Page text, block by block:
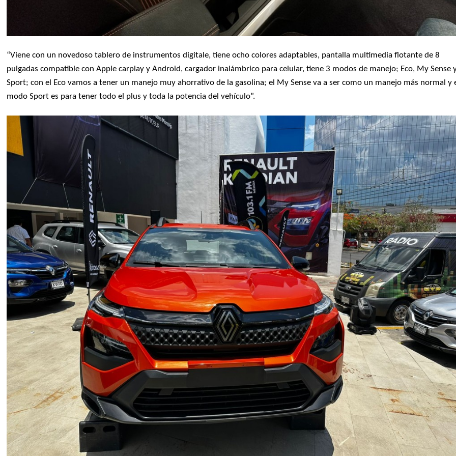
“Viene con un novedoso tablero de instrumentos digitale, tiene ocho colores adaptables, pantalla multimedia flotante de 8
pulgadas compatible con Apple carplay y Android, cargador inalámbrico para celular, tiene 3 modos de manejo; Eco, My Sense
Sport; con el Eco vamos a tener un manejo muy ahorrativo de la gasolina; el My Sense va a ser como un manejo más normal y
modo Sport es para tener todo el plus y toda la potencia del vehículo”.